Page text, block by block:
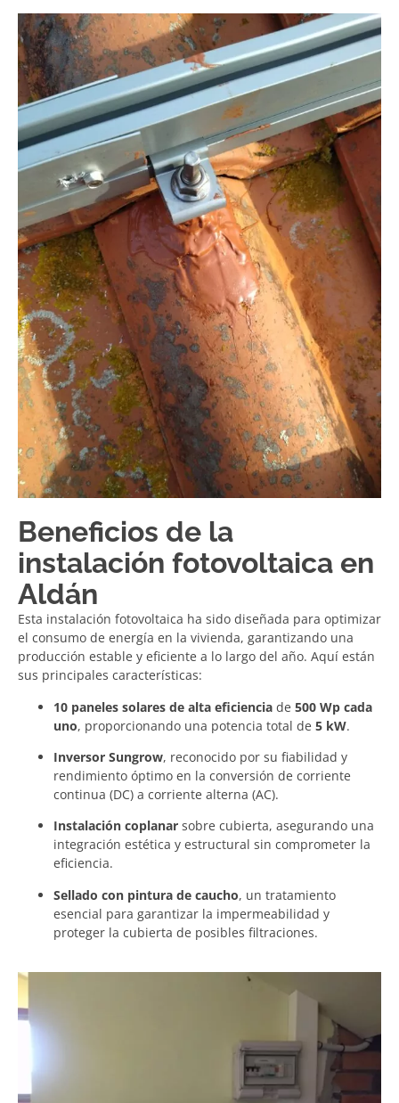
Beneficios de la
instalación fotovoltaica en
Aldán
Esta instalación fotovoltaica ha sido diseñada para optimizar
el consumo de energía en la vivienda, garantizando una
producción estable y eficiente a lo largo del año. Aquí están
sus principales características:
10 paneles solares de alta eficiencia de 500 Wp cada
uno, proporcionando una potencia total de 5 kW.
Inversor Sungrow, reconocido por su fiabilidad y
rendimiento óptimo en la conversión de corriente
continua (DC) a corriente alterna (AC).
Instalación coplanar sobre cubierta, asegurando una
integración estética y estructural sin comprometer la
eficiencia.
Sellado con pintura de caucho, un tratamiento
esencial para garantizar la impermeabilidad y
proteger la cubierta de posibles filtraciones.